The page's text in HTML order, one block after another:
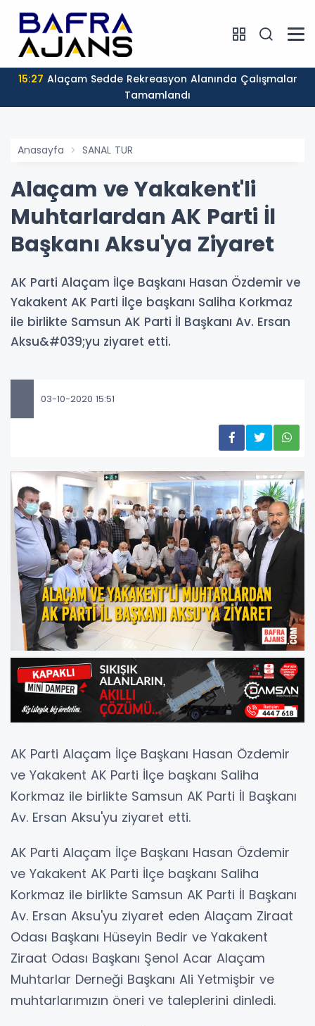
15:27
Tamamlandı
Anasayfa SANAL TUR
Alaçam ve Yakakent'li
Muhtarlardan AK Parti İl
Başkanı Aksu'ya Ziyaret
AK Parti Alaçam İlçe Başkanı Hasan Özdemir ve
Yakakent AK Parti İlçe başkanı Saliha Korkmaz
ile birlikte Samsun AK Parti İl Başkanı Av. Ersan
Aksu&#039;yu ziyaret etti.
03-10-2020 15:51
AK Parti Alaçam İlçe Başkanı Hasan Özdemir
ve Yakakent AK Parti İlçe başkanı Saliha
Korkmaz ile birlikte Samsun AK Parti İl Başkanı
Av. Ersan Aksu'yu ziyaret etti.
AK Parti Alaçam İlçe Başkanı Hasan Özdemir
ve Yakakent AK Parti İlçe başkanı Saliha
Korkmaz ile birlikte Samsun AK Parti İl Başkanı
Av. Ersan Aksu'yu ziyaret eden Alaçam Ziraat
Odası Başkanı Hüseyin Bedir ve Yakakent
Ziraat Odası Başkanı Şenol Acar Alaçam
Muhtarlar Derneği Başkanı Ali Yetmişbir ve
muhtarlarımızın öneri ve taleplerini dinledi.